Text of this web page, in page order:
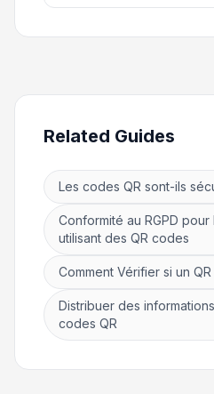
Related Guides
Les codes QR sont-ils
Conformité au RGPD
utilisant des QR codes
Comment Vérifier si un
Distribuer des
codes QR